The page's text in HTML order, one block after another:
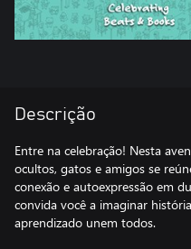
Descrição
Entre na celebração! Nesta
ocultos, gatos e amigos se
conexão e autoexpressão em
convida você a imaginar
aprendizado unem todos.